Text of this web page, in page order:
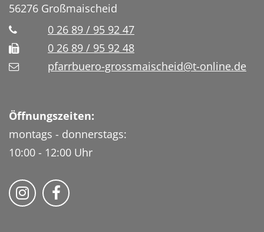
56276 Großmaischeid
0 26 89 / 95 92 47
0 26 89 / 95 92 48
pfarrbuero-grossmaischeid@t-online.de
Öffnungszeiten:
montags - donnerstags:
10:00 - 12:00 Uhr
Folge uns auf Instragram
Fogle uns auf Facebook